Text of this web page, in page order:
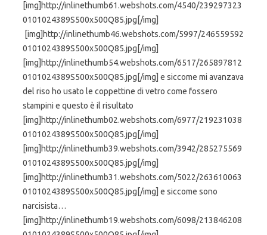
[img]http://inlinethumb61.webshots.com/4540/239297323
0101024389S500x500Q85.jpg[/img]
[img]http://inlinethumb46.webshots.com/5997/246559592
0101024389S500x500Q85.jpg[/img]
[img]http://inlinethumb54.webshots.com/6517/265897812
0101024389S500x500Q85.jpg[/img] e siccome mi avanzava
del riso ho usato le coppettine di vetro come fossero
stampini e questo è il risultato
[img]http://inlinethumb02.webshots.com/6977/219231038
0101024389S500x500Q85.jpg[/img]
[img]http://inlinethumb39.webshots.com/3942/285275569
0101024389S500x500Q85.jpg[/img]
[img]http://inlinethumb31.webshots.com/5022/263610063
0101024389S500x500Q85.jpg[/img] e siccome sono
narcisista…
[img]http://inlinethumb19.webshots.com/6098/213846208